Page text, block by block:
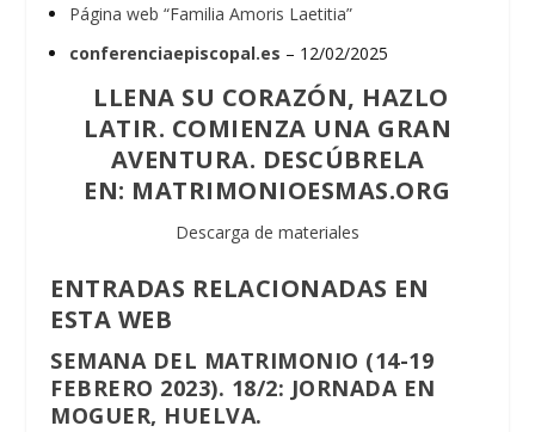
Página web “Familia Amoris Laetitia”
conferenciaepiscopal.es – 12/02/2025
LLENA SU CORAZÓN, HAZLO
LATIR. COMIENZA UNA GRAN
AVENTURA. DESCÚBRELA
EN: MATRIMONIOESMAS.ORG
Descarga de materiales
ENTRADAS RELACIONADAS EN
ESTA WEB
SEMANA DEL MATRIMONIO (14-19
FEBRERO 2023). 18/2: JORNADA EN
MOGUER, HUELVA.